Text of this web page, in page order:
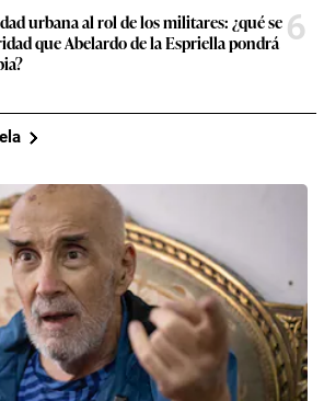
urbana al rol de los militares: ¿qué se
que Abelardo de la Espriella pondrá 6